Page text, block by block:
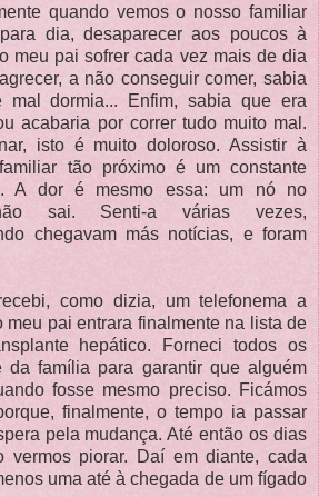
quando vemos o nosso familiar
dia, desaparecer aos poucos à
meu pai sofrer cada vez mais de dia
a não conseguir comer, sabia
mal dormia... Enfim, sabia que era
acabaria por correr tudo muito mal.
isto é muito doloroso. Assistir à
tão próximo é um constante
A dor é mesmo essa: um nó no
sai. Senti-a várias vezes,
chegavam más notícias, e foram
como dizia, um telefonema a
meu pai entrara finalmente na lista de
hepático. Forneci todos os
da família para garantir que alguém
fosse mesmo preciso. Ficámos
finalmente, o tempo ia passar
pela mudança. Até então os dias
vermos piorar. Daí em diante, cada
uma até à chegada de um fígado